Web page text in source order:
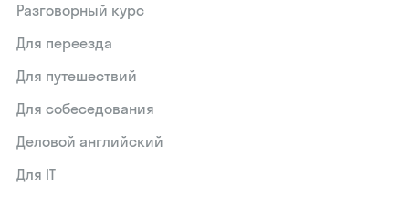
Разговорный курс
Для переезда
Для путешествий
Для собеседования
Деловой английский
Для IT